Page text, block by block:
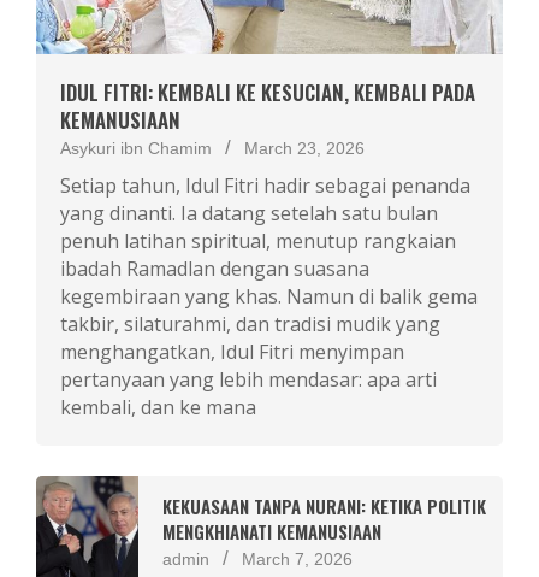
IDUL FITRI: KEMBALI KE KESUCIAN, KEMBALI PADA
KEMANUSIAAN
Asykuri ibn Chamim March 23, 2026
Setiap tahun, Idul Fitri hadir sebagai penanda
yang dinanti. Ia datang setelah satu bulan
penuh latihan spiritual, menutup rangkaian
ibadah Ramadlan dengan suasana
kegembiraan yang khas. Namun di balik gema
takbir, silaturahmi, dan tradisi mudik yang
menghangatkan, Idul Fitri menyimpan
pertanyaan yang lebih mendasar: apa arti
kembali, dan ke mana
KEKUASAAN TANPA NURANI: KETIKA POLITIK
MENGKHIANATI KEMANUSIAAN
admin March 7, 2026